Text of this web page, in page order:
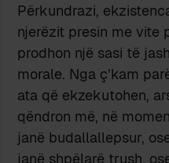
Përkundrazi,
njerëzit presin me vite
prodhon një sasi të
morale. Nga ç’kam
ata që ekzekutohen,
qëndron më, në
janë budallallepsur,
janë shpëlarë trush,